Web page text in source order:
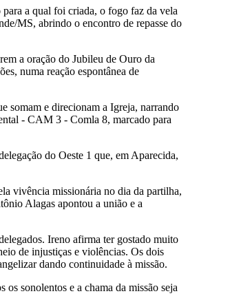
para a qual foi criada, o fogo faz da vela
MS, abrindo o encontro de repasse do
a oração do Jubileu de Ouro da
numa reação espontânea de
somam e direcionam a Igreja, narrando
- CAM 3 - Comla 8, marcado para
do Oeste 1 que, em Aparecida,
vivência missionária no dia da partilha,
Alagas apontou a união e a
Ireno afirma ter gostado muito
de injustiças e violências. Os dois
dando continuidade à missão.
sonolentos e a chama da missão seja